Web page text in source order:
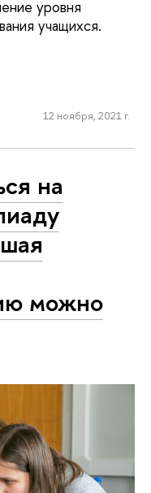
уровня
учащихся.
12 ноября, 2021 г.
на
можно